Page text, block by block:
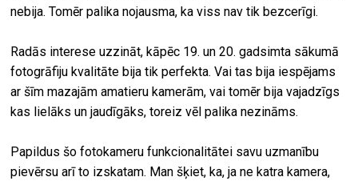
nebija. Tomēr palika nojausma, ka viss nav tik bezcerīgi.
Radās interese uzzināt, kāpēc 19. un 20. gadsimta sākumā
fotogrāfiju kvalitāte bija tik perfekta. Vai tas bija iespējams
ar šīm mazajām amatieru kamerām, vai tomēr bija vajadzīgs
kas lielāks un jaudīgāks, toreiz vēl palika nezināms.
Papildus šo fotokameru funkcionalitātei savu uzmanību
pievērsu arī to izskatam. Man šķiet, ka, ja ne katra kamera,